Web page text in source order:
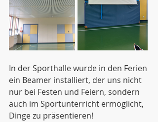
In der Sporthalle wurde in den Ferien
ein Beamer installiert, der uns nicht
nur bei Festen und Feiern, sondern
auch im Sportunterricht ermöglicht,
Dinge zu präsentieren!